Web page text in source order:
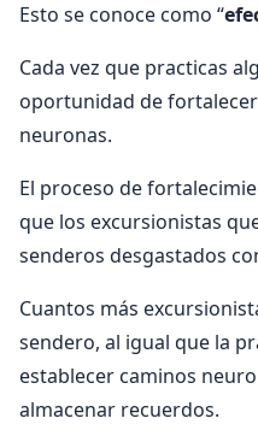
Esto se conoce como “
Cada vez que practicas
oportunidad de
neuronas.
El proceso de
que los excursionistas
senderos desgastados
Cuantos más
sendero, al igual que la
establecer caminos
almacenar recuerdos.